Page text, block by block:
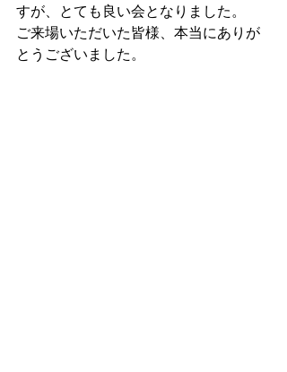
すが、とても良い会となりました。
ご来場いただいた皆様、本当にありが
とうございました。